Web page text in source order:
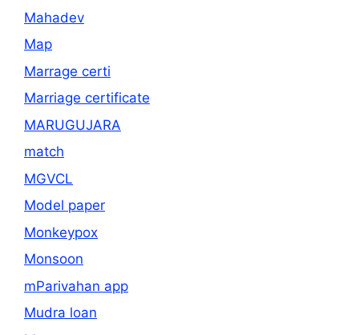
Mahadev
Map
Marrage certi
Marriage certificate
MARUGUJARA
match
MGVCL
Model paper
Monkeypox
Monsoon
mParivahan app
Mudra loan